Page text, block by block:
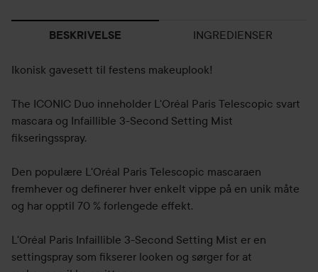
BESKRIVELSE INGREDIENSER
Ikonisk gavesett til festens makeuplook!
The ICONIC Duo inneholder L'Oréal Paris Telescopic svart
mascara og Infaillible 3-Second Setting Mist
fikseringsspray.
Den populære L'Oréal Paris Telescopic mascaraen
fremhever og definerer hver enkelt vippe på en unik måte
og har opptil 70 % forlengede effekt.
L'Oréal Paris Infaillible 3-Second Setting Mist er en
settingspray som fikserer looken og sørger for at